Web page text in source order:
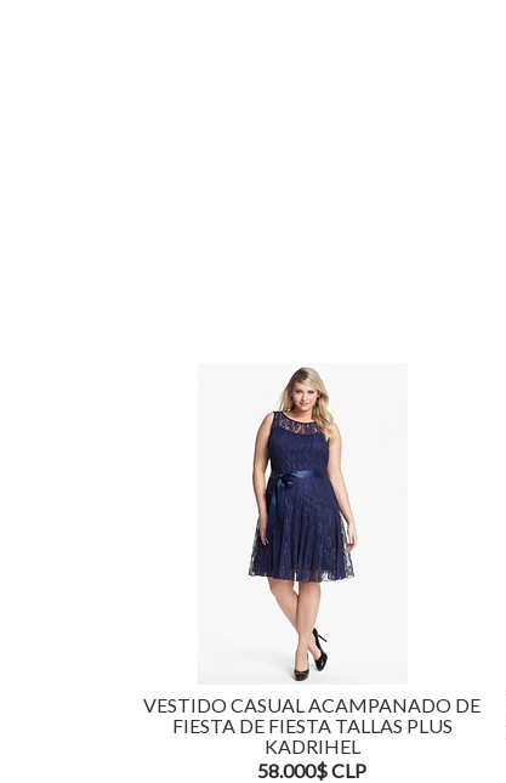
VESTIDO CASUAL ACAMPANADO DE
FIESTA DE FIESTA TALLAS PLUS
KADRIHEL
58.000$ CLP